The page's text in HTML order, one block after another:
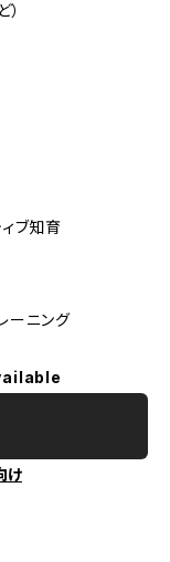
ブ知育
ーニング
け